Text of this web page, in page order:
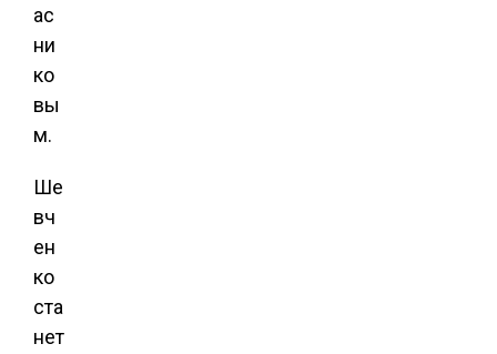
ас
ни
ко
вы
м.
Ше
вч
ен
ко
ста
нет